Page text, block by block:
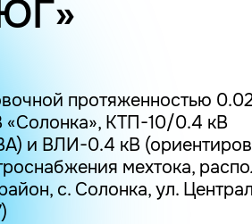
протяженностью
КТП-10/0.4 кВ
и ВЛИ-0.4 кВ
мехтока,
с. Солонка, ул.